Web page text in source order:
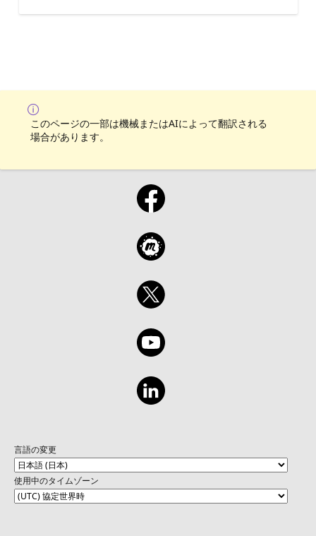
このページの一部は機械またはAIによって翻訳される
場合があります。
言語の変更
使用中のタイムゾーン